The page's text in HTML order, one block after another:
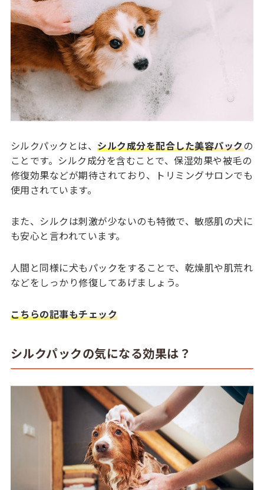
シルクパックとは、シルク成分を配合した美容パックの
ことです。シルク成分を含むことで、保湿効果や被毛の
修復効果などが期待されており、トリミングサロンでも
使用されています。
また、シルクは刺激が少ないのも特徴で、敏感肌の犬に
も安心と言われています。
人間と同様に犬もパックをすることで、乾燥肌や肌荒れ
などをしっかり修復してあげましょう。
こちらの記事もチェック
シルクパックの気になる効果は？